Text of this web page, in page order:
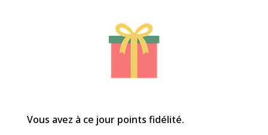
Vous avez à ce jour points fidélité.